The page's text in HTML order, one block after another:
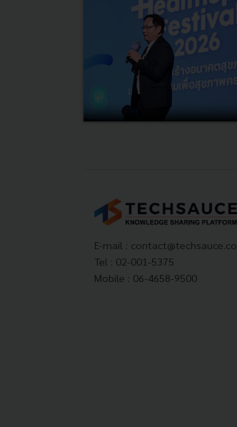
E-mail : contact@techsauce.co
Tel : 02-001-5375
Mobile : 06-4658-9500